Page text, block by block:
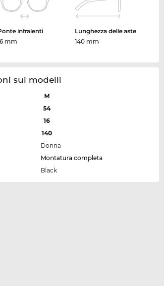
infralenti
mm
Lunghezza delle aste
140 mm
sui modelli
M
54
16
140
Donna
Montatura completa
Black